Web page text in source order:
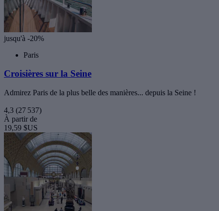
jusqu'à -20%
Paris
Croisières sur la Seine
Admirez Paris de la plus belle des manières... depuis la Seine !
4,3 (27 537)
À partir de
19,59 $US